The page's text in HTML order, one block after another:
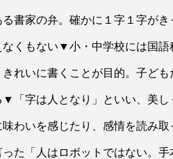
書家の弁。確かに１字１字が
くもない▼小・中学校には国語
れいに書くことが目的。子ど
「字は人となり」といい、美し
わいを感じたり、感情を読み
た「人はロボットではない。